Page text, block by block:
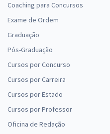
Coaching para Concursos
Exame de Ordem
Graduação
Pós-Graduação
Cursos por Concurso
Cursos por Carreira
Cursos por Estado
Cursos por Professor
Oficina de Redação